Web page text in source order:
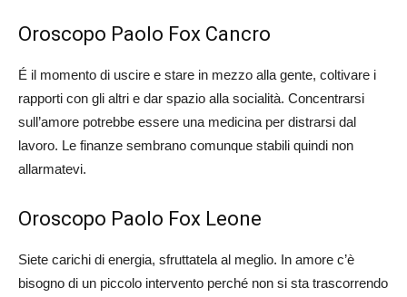
Oroscopo Paolo Fox Cancro
É il momento di uscire e stare in mezzo alla gente, coltivare i
rapporti con gli altri e dar spazio alla socialità. Concentrarsi
sull’amore potrebbe essere una medicina per distrarsi dal
lavoro. Le finanze sembrano comunque stabili quindi non
allarmatevi.
Oroscopo Paolo Fox Leone
Siete carichi di energia, sfruttatela al meglio. In amore c’è
bisogno di un piccolo intervento perché non si sta trascorrendo